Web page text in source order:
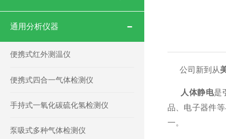
通用分析仪器
便携式红外测温仪
便携式四合一气体检测仪
手持式一氧化碳硫化氢检测仪
泵吸式多种气体检测仪
公司新到从
人体静电是
品、电子器件
一。